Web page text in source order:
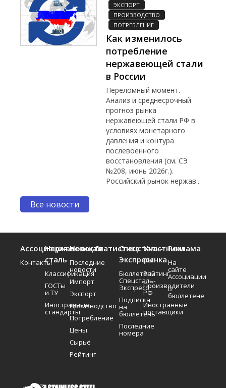
ЭКСПОРТ
ПРОИЗВОДСТВО
ПОТРЕБЛЕНИЕ
Как изменилось
потребление
нержавеющей стали
в России
Переломный момент.
Анализ и среднесрочный
прогноз рынка
нержавеющей стали РФ в
условиях монетарного
давления и контура
послевоенного
восстановления (см. СЭ
№208, июнь 2026г.).
Российский рынок нержав...
Все новости
Ассоциация
Контакты
Нержавеющая
сталь
Классификация
ГОСТы
и ТУ
Иностранные
стандарты
Новости
Последние
новости
Импорт
Экспорт
Производство
Потребление
Цены
Сырьё
Рейтинг
СтатистикаСпецсталь-
Экспресс
Бюллетень
Спецсталь-
Экспресс
Подписка
на
бюллетень
Последние
номера
Участники
рынка
Рейтинг
Производители
РФ
Иностранные
поставщики
Реклама
На
сайте
Ассоциации
В
бюллетене